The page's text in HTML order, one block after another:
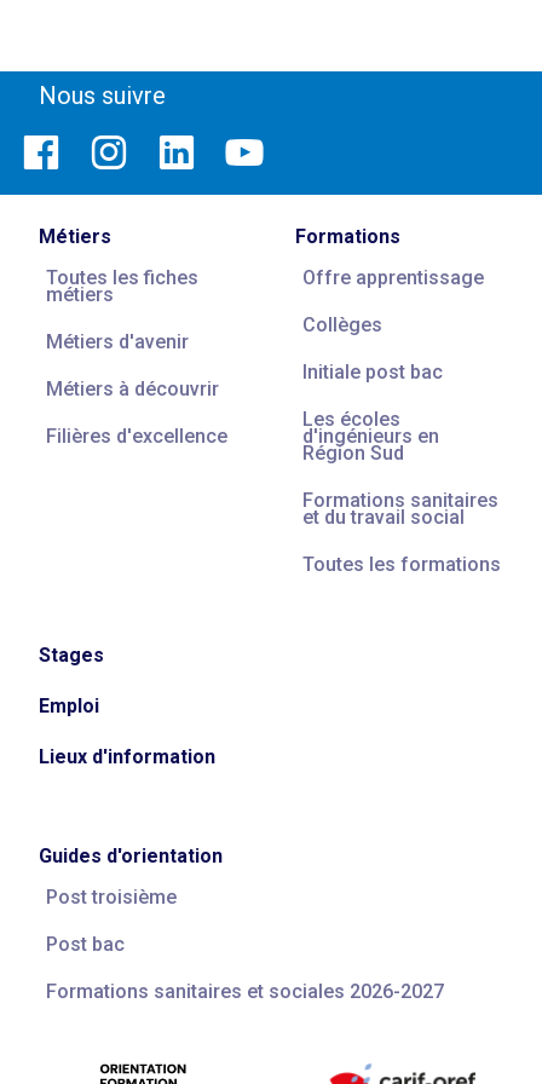
Nous suivre
Métiers
Toutes les fiches
métiers
Métiers d'avenir
Métiers à découvrir
Filières d'excellence
Formations
Offre apprentissage
Collèges
Initiale post bac
Les écoles
d'ingénieurs en
Région Sud
Formations sanitaires
et du travail social
Toutes les formations
Stages
Emploi
Lieux d'information
Guides d'orientation
Post troisième
Post bac
Formations sanitaires et sociales 2026-2027